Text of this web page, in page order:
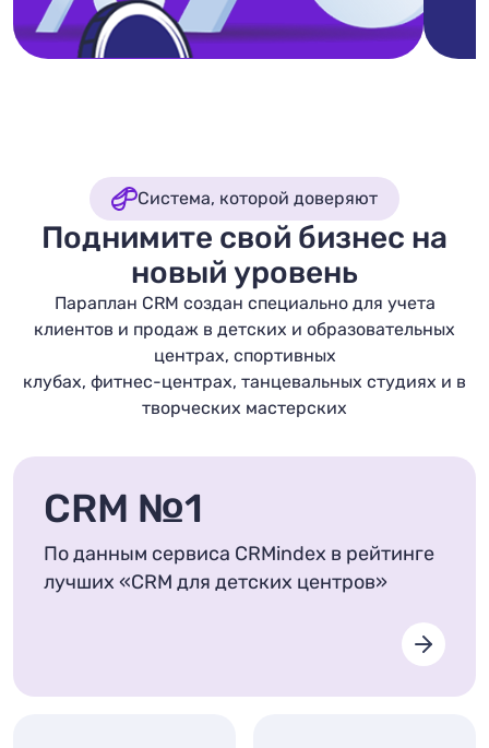
Система, которой доверяют
Поднимите свой бизнес на
новый уровень
Параплан CRM создан специально для учета
клиентов и продаж в детских и образовательных
центрах, спортивных
клубах, фитнес-центрах, танцевальных студиях и в
творческих мастерских
CRM №1
По данным сервиса CRMindex в рейтинге
лучших «CRM для детских центров»